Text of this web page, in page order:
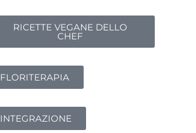
RICETTE VEGANE DELLO
CHEF
FLORITERAPIA
INTEGRAZIONE